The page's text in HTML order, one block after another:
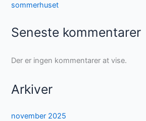
sommerhuset
Seneste kommentarer
Der er ingen kommentarer at vise.
Arkiver
november 2025